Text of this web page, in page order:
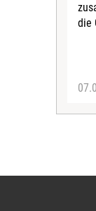
die